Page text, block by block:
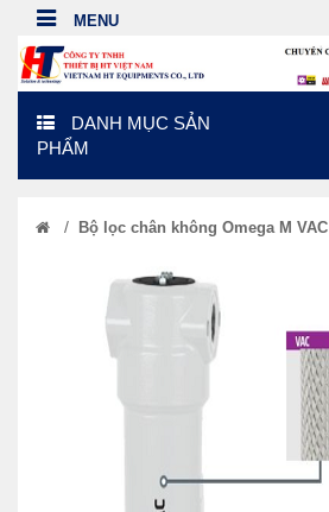
DANH MỤC SẢN
PHẨM
/ Bộ lọc chân không Omega M VAC